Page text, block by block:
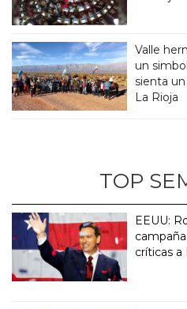
Valle
un
sienta
La Rioja
TOP
EEUU:
críticas a